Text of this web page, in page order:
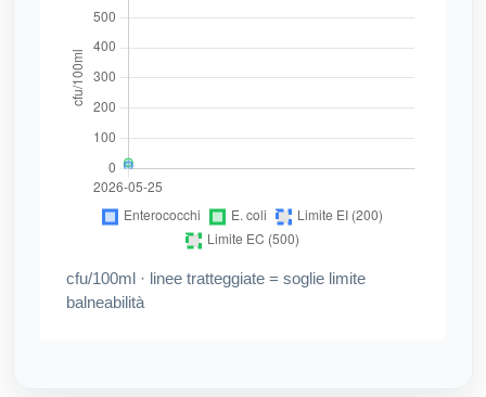
cfu/100ml · linee tratteggiate = soglie limite
balneabilità